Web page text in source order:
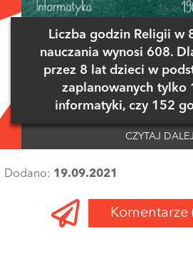
Liczba godzin Religii w
nauczania wynosi 608.
przez 8 lat dzieci w
zaplanowanych tylko
informatyki, czy 152
CZYTAJ DALEJ
Dodano: 19.09.2021
Komentarze